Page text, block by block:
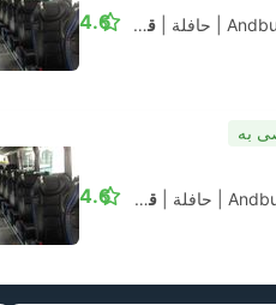
حافلة قياسي مكيف 4.6
به
حافلة قياسي مكيف 4.6